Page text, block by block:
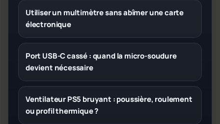
Utiliser un multimètre sans abîmer une carte
électronique
Port USB-C cassé : quand la micro-soudure
devient nécessaire
Ventilateur PS5 bruyant : poussière, roulement
ou profil thermique ?